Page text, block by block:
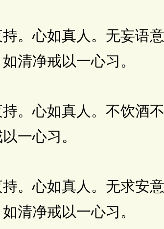
心如真人。无妄语
清净戒以一心习。
心如真人。不饮酒
一心习。
心如真人。无求安
清净戒以一心习。